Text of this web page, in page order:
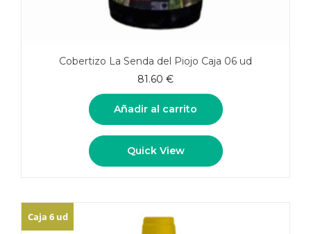
Cobertizo La Senda del Piojo Caja 06 ud
81.60 €
Añadir al carrito
Quick View
Caja 6 ud